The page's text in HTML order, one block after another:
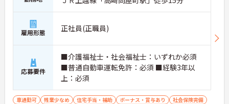
雇用形態 正社員(正職員)
応募要件
■介護福祉士・社会福祉士：いずれか必須
■普通自動車運転免許：必須 ■経験3年以
上：必須
車通勤可 残業少なめ 住宅手当・補助 ボーナス・賞与あり
社会保険完備